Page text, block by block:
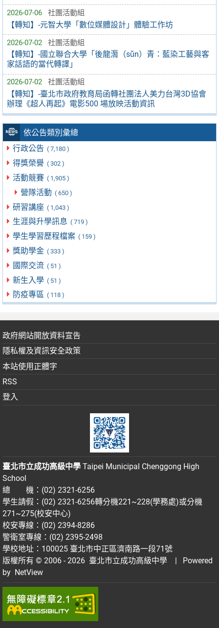
2026-07-06 社團活動組
【轉知】-元智大學「數位媒體設計」體驗工作坊
2026-07-02 社團活動組
【轉知】-國立聯合大學「後龍漘（sǔn）青：藍染工藝與客
家話語的當代轉譯」
2026-07-02 社團活動組
【轉知】-臺北市政府教育局函轉社團法人美力台灣3D協會
辦理《超人再起》電影500 場放映活動資訊
依公告類別彙總
行政公告 ( 7,180 )
得獎榮譽 ( 302 )
活動競賽 ( 1,905 )
營隊活動 ( 650 )
研習講座 ( 1,043 )
生涯與升學訊息 ( 719 )
學生學習歷程檔案 ( 159 )
獎助學金 ( 333 )
國際交流 ( 51 )
新生入學 ( 51 )
防疫專區 ( 118 )
政府網站開放資料宣告
隱私權及資訊安全政策
本站使用正體字
RSS
登入
臺北市立成功高級中學 Taipei Municipal Chenggong High
School
總 機：(02) 2321-6256
學生請假：(02) 2321-6256轉分機221~228(學務處)或分機
271~275(校安中心)
校安專線：(02) 2394-8286
警衛室專線：(02) 2395-2498
學校地址：100025 臺北市中正區濟南路一段71號
版權所有 © 2006 - 2026 臺北市立成功高級中學
| Powered
by NetView